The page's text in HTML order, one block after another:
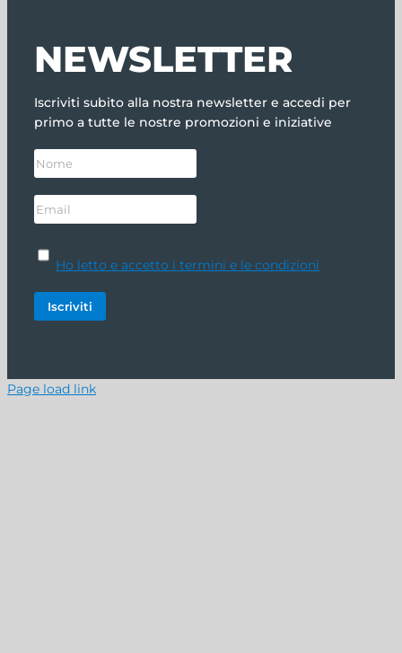
NEWSLETTER
Iscriviti subito alla nostra newsletter e accedi per
primo a tutte le nostre promozioni e iniziative
Ho letto e accetto i termini e le condizioni
Page load link